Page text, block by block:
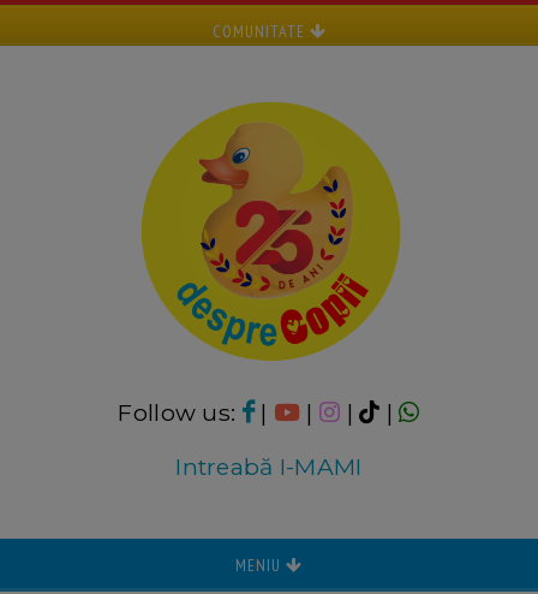
COMUNITATE
Follow us: | | |
|
Intreabă I-MAMI
MENIU